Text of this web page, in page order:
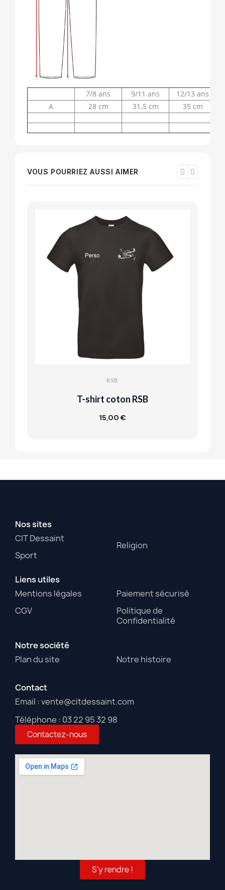
7/8 ans 9/11 ans
12/13 ans
A
28 cm 31.5 cm 35 cm
VOUS POURRIEZ AUSSI AIMER
RSB
T-shirt coton RSB
15,00 €
Customize
Nos sites
CIT Dessaint
Sport
Religion
Liens utiles
Mentions légales
CGV
Paiement sécurisé
Politique de
Confidentialité
Notre société
Plan du site
Notre histoire
Contact
Email : vente@citdessaint.com
Téléphone : 03 22 95 32 98
Contactez-nous
S'y rendre !